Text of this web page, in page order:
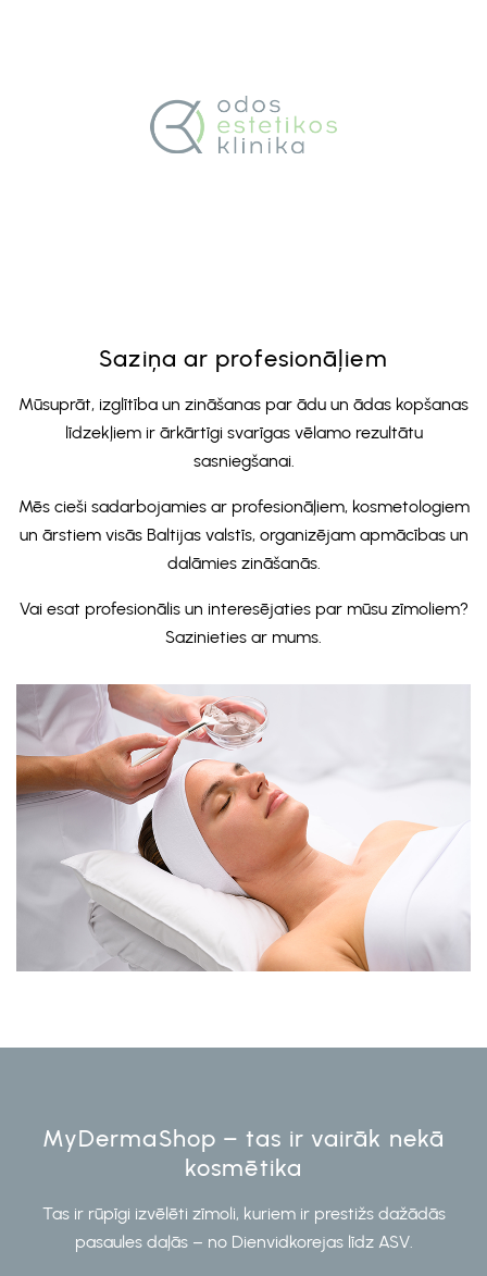
Saziņa ar profesionāļiem
Mūsuprāt, izglītība un zināšanas par ādu un ādas kopšanas
līdzekļiem ir ārkārtīgi svarīgas vēlamo rezultātu
sasniegšanai.
Mēs cieši sadarbojamies ar profesionāļiem, kosmetologiem
un ārstiem visās Baltijas valstīs, organizējam apmācības un
dalāmies zināšanās.
Vai esat profesionālis un interesējaties par mūsu zīmoliem?
Sazinieties ar mums.
MyDermaShop – tas ir vairāk nekā
kosmētika
Tas ir rūpīgi izvēlēti zīmoli, kuriem ir prestižs dažādās
pasaules daļās – no Dienvidkorejas līdz ASV.